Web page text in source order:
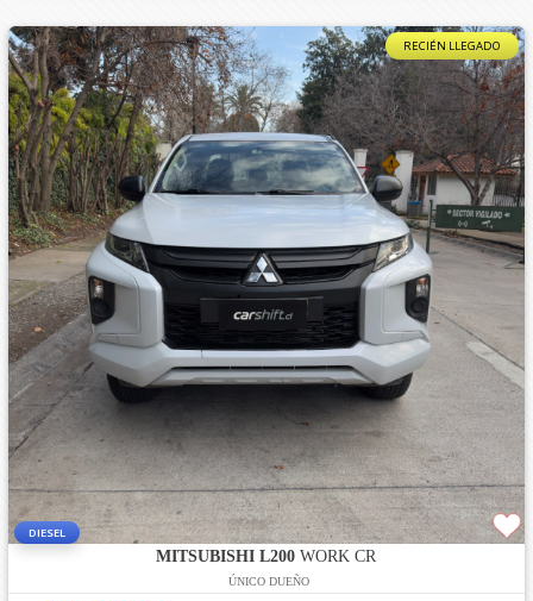
RECIÉN LLEGADO
DIESEL
MITSUBISHI L200 WORK CR
ÚNICO DUEÑO